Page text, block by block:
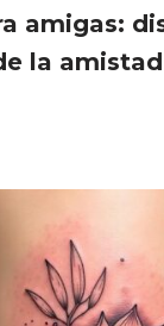
amigas:
la